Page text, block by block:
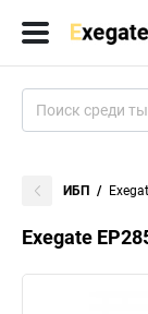
ИБП
Exegate